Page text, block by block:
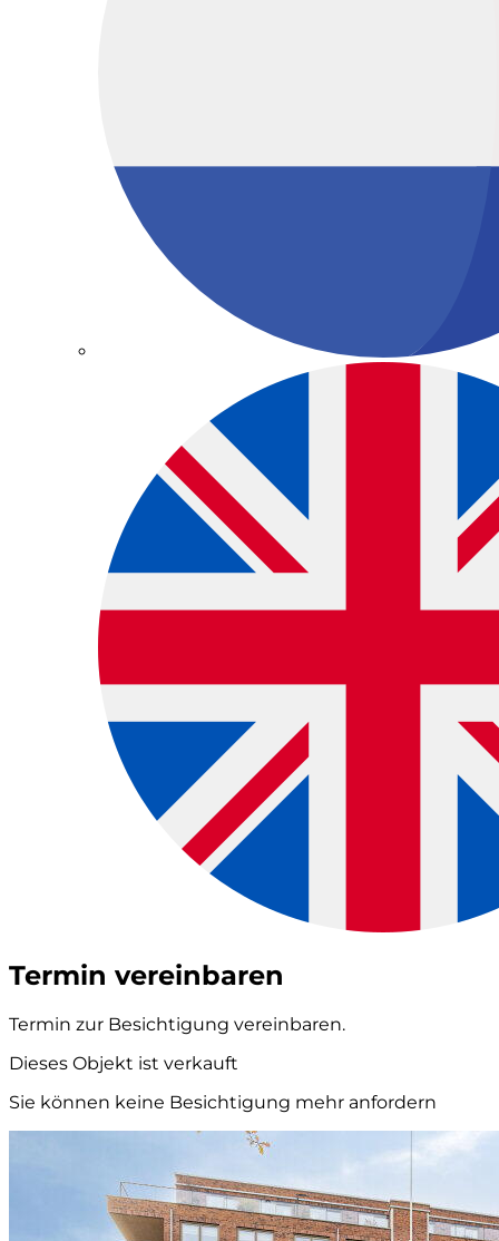
Termin vereinbaren
Termin zur Besichtigung vereinbaren.
Dieses Objekt ist verkauft
Sie können keine Besichtigung mehr anfordern